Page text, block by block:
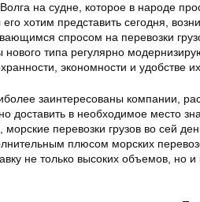
на судне, которое в народе
хотим представить сегодня,
спросом на перевозки
типа регулярно
экономности и удобстве
заинтересованы компании,
доставить в необходимое место
перевозки грузов во сей
плюсом морских
не только высоких объемов, но